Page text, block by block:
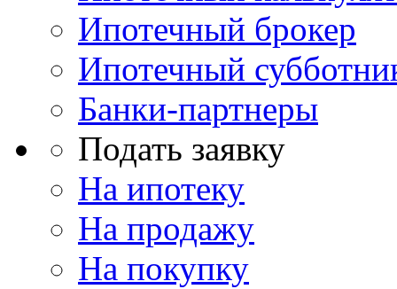
Ипотечный брокер
Ипотечный
Банки-партнеры
Подать заявку
На ипотеку
На продажу
На покупку